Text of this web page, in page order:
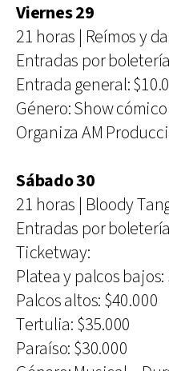
Viernes 29
21 horas | Reímos y
Entradas por
Entrada general:
Género: Show
Organiza AM
Sábado 30
21 horas | Bloody
Entradas por
Ticketway:
Platea y palcos bajos:
Palcos altos: $40.000
Tertulia: $35.000
Paraíso: $30.000